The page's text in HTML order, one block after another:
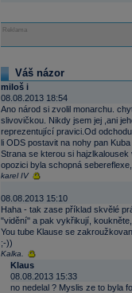
Reklama
Váš názor
miloš i
08.08.2013 18:54
Ano národ si zvolil monarchu.
slivovičkou. Nikdy jsem jej ,ani
reprezentující pravici.Od
li ODS postavit na nohy pan
Strana se kterou si
opozici byla schopná
karel IV
08.08.2013 15:10
Haha - tak zase příklad skvělé
"vidění" a pak vykřikují,
You tube Klause se
;-))
Kalka.
Klaus
08.08.2013 15:33
no nedelal ? Myslis ze to byla